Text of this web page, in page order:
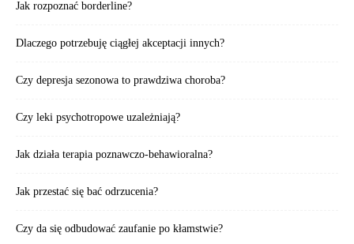
Jak rozpoznać borderline?
Dlaczego potrzebuję ciągłej akceptacji innych?
Czy depresja sezonowa to prawdziwa choroba?
Czy leki psychotropowe uzależniają?
Jak działa terapia poznawczo-behawioralna?
Jak przestać się bać odrzucenia?
Czy da się odbudować zaufanie po kłamstwie?